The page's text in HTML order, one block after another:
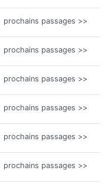
prochains passages >>
prochains passages >>
prochains passages >>
prochains passages >>
prochains passages >>
prochains passages >>